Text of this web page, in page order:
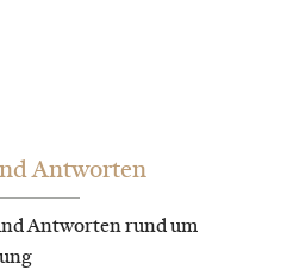
Antworten
Antworten rund um